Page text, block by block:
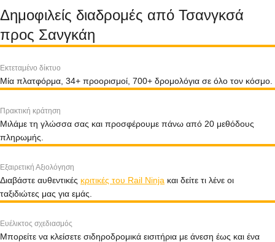
Δημοφιλείς διαδρομές από Τσανγκσά
προς Σανγκάη
Εκτεταμένο δίκτυο
Μία πλατφόρμα, 34+ προορισμοί, 700+ δρομολόγια σε όλο τον κόσμο.
Πρακτική κράτηση
Μιλάμε τη γλώσσα σας και προσφέρουμε πάνω από 20 μεθόδους
πληρωμής.
Εξαιρετική Αξιολόγηση
Διαβάστε αυθεντικές κριτικές του Rail Ninja και δείτε τι λένε οι
ταξιδιώτες μας για εμάς.
Ευέλικτος σχεδιασμός
Μπορείτε να κλείσετε σιδηροδρομικά εισιτήρια με άνεση έως και ένα